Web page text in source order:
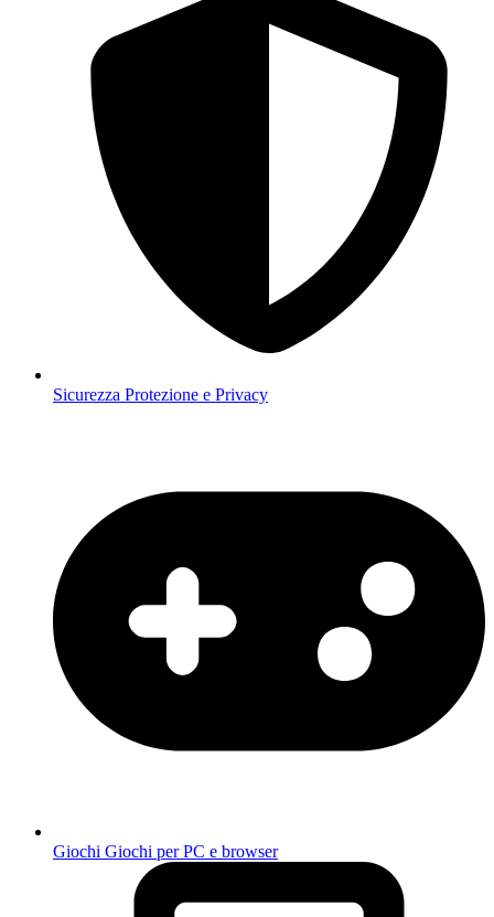
Sicurezza Protezione e Privacy
Giochi Giochi per PC e browser